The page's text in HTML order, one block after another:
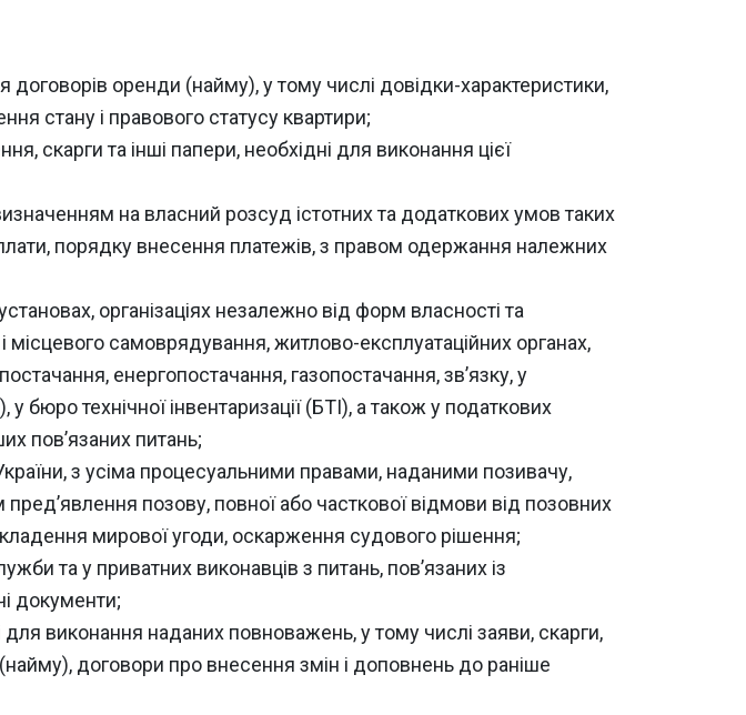
оренди (найму), у тому числі довідки-характеристики,
стану і правового статусу квартири;
скарги та інші папери, необхідні для виконання цієї
на власний розсуд істотних та додаткових умов таких
порядку внесення платежів, з правом одержання належних
організаціях незалежно від форм власності та
місцевого самоврядування, житлово-експлуатаційних органах,
енергопостачання, газопостачання, зв’язку, у
бюро технічної інвентаризації (БТІ), а також у податкових
пов’язаних питань;
з усіма процесуальними правами, наданими позивачу,
пред’явлення позову, повної або часткової відмови від позовних
мирової угоди, оскарження судового рішення;
та у приватних виконавців з питань, пов’язаних із
документи;
виконання наданих повноважень, у тому числі заяви, скарги,
(найму), договори про внесення змін і доповнень до раніше